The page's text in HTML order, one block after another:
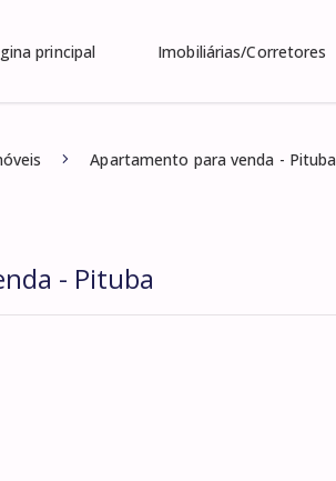
principal Imobiliárias/Corretores
Apartamento para venda - Pituba
- Pituba